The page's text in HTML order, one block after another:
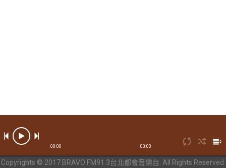
00:00 00:00
Copyrights © 2017 BRAVO FM91.3台北都會音樂台. All Rights Reserved.